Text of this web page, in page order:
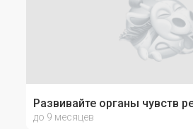
Развивайте органы чувств
до 9 месяцев